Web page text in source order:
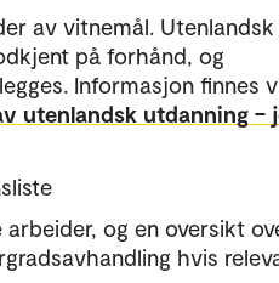
av vitnemål. Utenlandsk
på forhånd, og
Informasjon finnes
utenlandsk utdanning –
arbeider, og en oversikt
hvis